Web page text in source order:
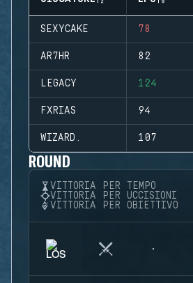
SEXYCAKE 78
AR7HR 82
LEGACY 124
FXRIAS 94
WIZARD. 107
ROUND
VITTORIA PER TEMPO
VITTORIA PER UCCISIONI
VITTORIA PER OBIETTIVO